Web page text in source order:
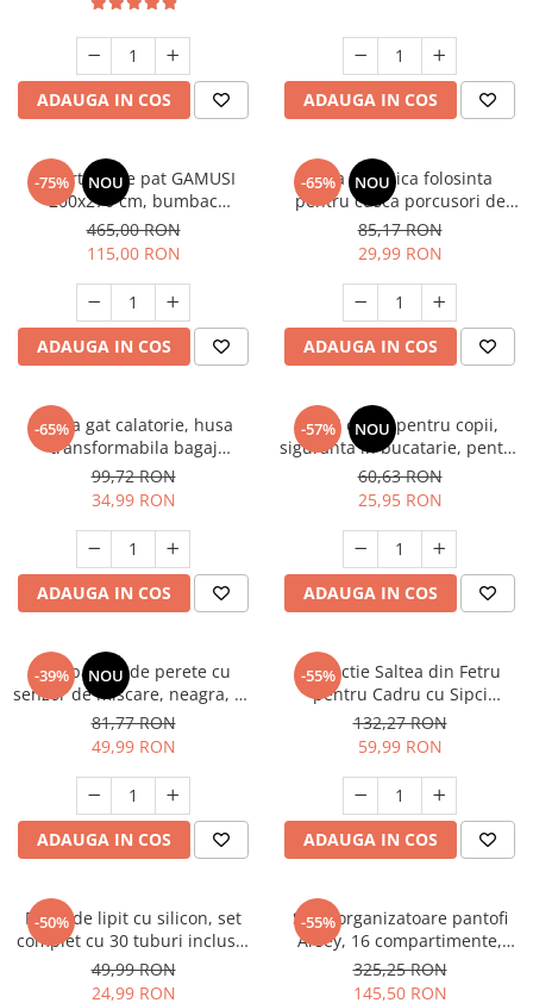
ADAUGA IN COS ADAUGA IN COS
-75% NOU
Cuvertura de pat GAMUSI
200x270 cm, bumbac
jacquard, usoara, pentru
primavara/vara, simpla,
respirabila, 105 cm margine
465,00 RON
115,00 RON
ADAUGA IN COS
-65% NOU
Baza de unica folosinta
pentru cusca porcusori de
Guineea GuineaLoft, 4x2 ft,
biodegradabila, 1 luna
85,17 RON
29,99 RON
ADAUGA IN COS
-65%
Perna gat calatorie, husa
transformabila bagaj
extensibil, umplere cu haine,
material Lycra, fara
umplutura
99,72 RON
34,99 RON
ADAUGA IN COS
-57% NOU
Set 5 cutite pentru copii,
siguranta in bucatarie, pentru
fructe si legume, cu cutit din
lemn antitaiere, model
Dinozaur
60,63 RON
25,95 RON
ADAUGA IN COS
-39% NOU
Lampa LED de perete cu
senzor de miscare, neagra, cu
intrerupator, rotatie 360°,
lumina 3000K/7000K,
magnetica, fara fir, pentru
living, hol si scari
81,77 RON
49,99 RON
ADAUGA IN COS
-55%
Protectie Saltea din Fetru
pentru Cadru cu Sipci
160x200 cm, Suport Respirabil
din Poliester 100%, Strat de
Protectie pentru Saltea
132,27 RON
59,99 RON
ADAUGA IN COS
-50%
Pistol de lipit cu silicon, set
complet cu 30 tuburi incluse,
adeziv termic pentru DIY,
hobby, craft și reparații mici
49,99 RON
24,99 RON
-55%
Set 2 organizatoare pantofi
Arsey, 16 compartimente,
pliabile, capac transparent,
economisire spatiu, gri
325,25 RON
145,50 RON